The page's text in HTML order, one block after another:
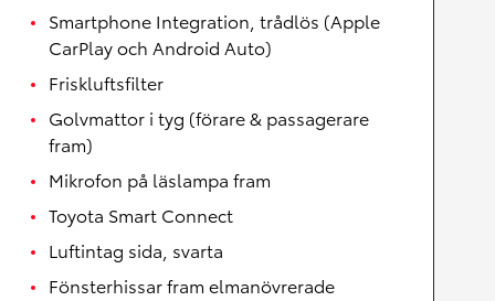
Smartphone Integration, trådlös (Apple
CarPlay och Android Auto)
Friskluftsfilter
Golvmattor i tyg (förare & passagerare
fram)
Mikrofon på läslampa fram
Toyota Smart Connect
Luftintag sida, svarta
Fönsterhissar fram elmanövrerade